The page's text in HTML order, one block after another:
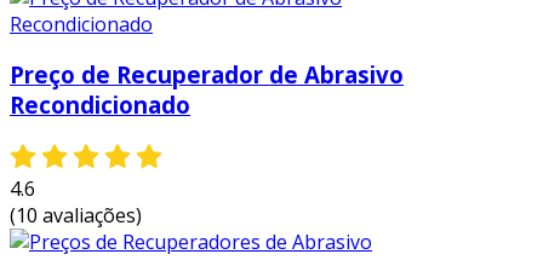
Preço de Recuperador de Abrasivo
Recondicionado
4.6
(10 avaliações)